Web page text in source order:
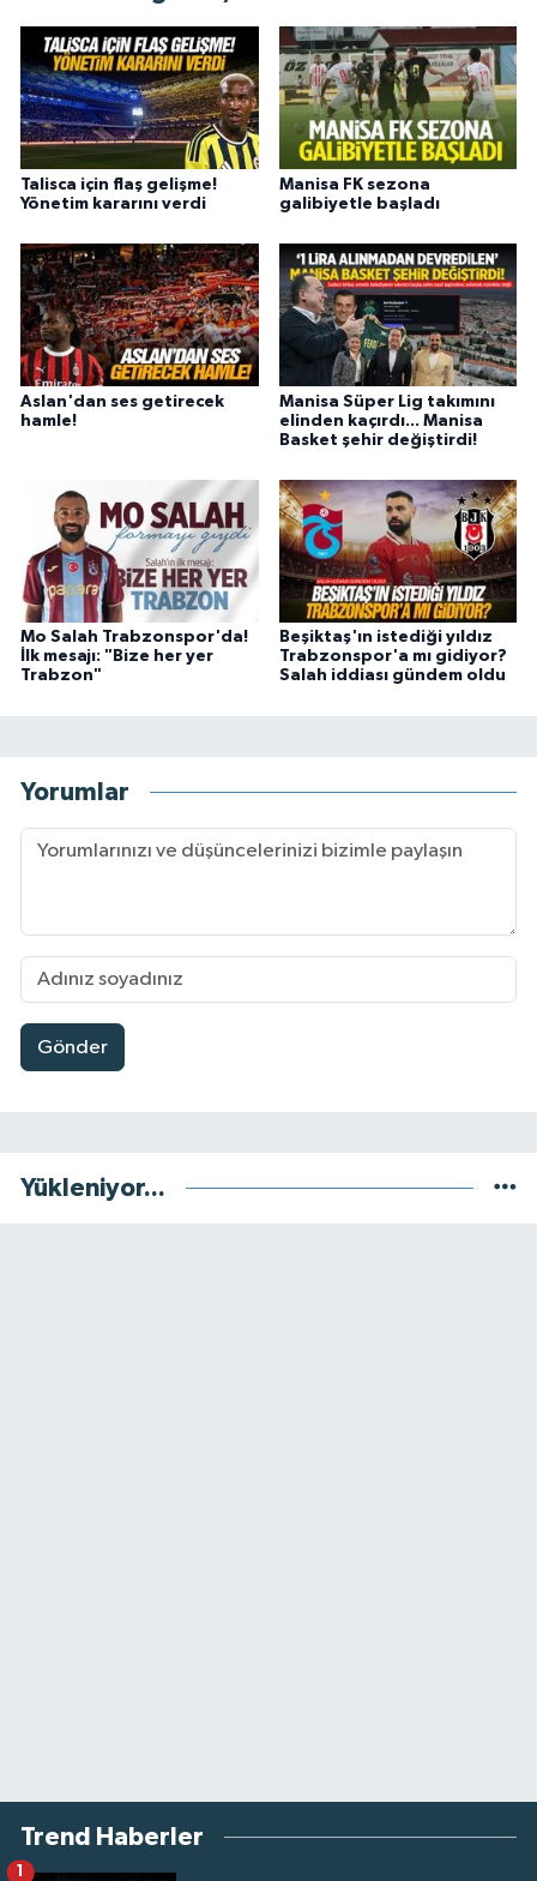
Talisca için flaş gelişme!
Yönetim kararını verdi
Manisa FK sezona
galibiyetle başladı
Aslan'dan ses getirecek
hamle!
Manisa Süper Lig takımını
elinden kaçırdı... Manisa
Basket şehir değiştirdi!
Mo Salah Trabzonspor'da!
İlk mesajı: "Bize her yer
Trabzon"
Beşiktaş'ın istediği yıldız
Trabzonspor'a mı gidiyor?
Salah iddiası gündem oldu
Yorumlar
Gönder
Yükleniyor...
Trend Haberler